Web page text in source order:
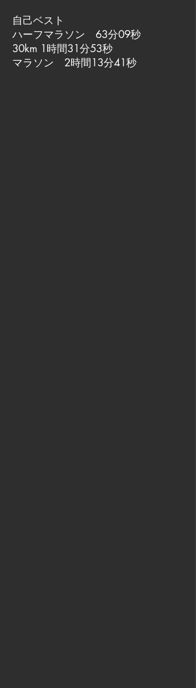
自己ベスト
ハーフマラソン 63分09秒
30km 1時間31分53秒
マラソン 2時間13分41秒